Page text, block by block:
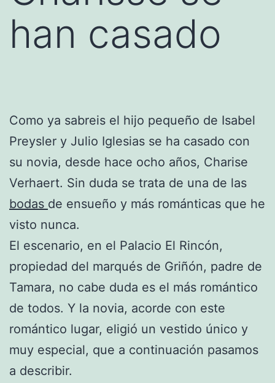
han casado
Como ya sabreis el hijo pequeño de Isabel
Preysler y Julio Iglesias se ha casado con
su novia, desde hace ocho años, Charise
Verhaert. Sin duda se trata de una de las
bodas de ensueño y más románticas que he
visto nunca.
El escenario, en el Palacio El Rincón,
propiedad del marqués de Griñón, padre de
Tamara, no cabe duda es el más romántico
de todos. Y la novia, acorde con este
romántico lugar, eligió un vestido único y
muy especial, que a continuación pasamos
a describir.